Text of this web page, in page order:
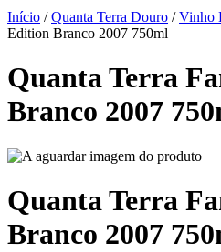
Herdade dos Coteis
Herdade Papa Leite -
Horacio Simoes
Isento - Douro
Já Te Disse - Alentejo
João Tique - Top
Início /Quanta Terra Douro /Vinho
Edition Branco 2007 750ml
Quanta Terra
Branco 2007
Quanta Terra
Branco 2007